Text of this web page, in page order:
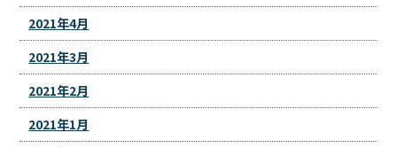
2021年4月
2021年3月
2021年2月
2021年1月